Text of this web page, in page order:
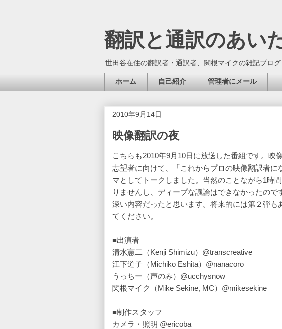
翻訳と通訳のあい
世田谷在住の翻訳者・通訳者、関根マイクの雑記ブログ
ホーム 自己紹介 管理者にメール
2010年9月14日
映像翻訳の夜
こちらも2010年9月10日に放送した番組です。映
志望者に向けて、「これからプロの映像翻訳者
マとしてトークしました。当然のことながら1時
りませんし、ディープな議論はできなかったの
深い内容だったと思います。将来的には第２弾も
てください。
■出演者
清水憲二（Kenji Shimizu）@transcreative
江下道子（Michiko Eshita）@nanacoro
うっちー（声のみ）@ucchysnow
関根マイク（Mike Sekine, MC）@mikesekine
■制作スタッフ
カメラ・照明 @ericoba